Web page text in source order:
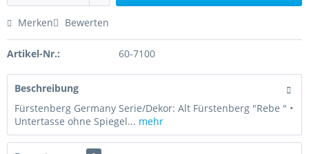
Merken Bewerten
Artikel-Nr.: 60-7100
Beschreibung
Fürstenberg Germany Serie/Dekor: Alt Fürstenberg "Rebe " •
Untertasse ohne Spiegel... mehr